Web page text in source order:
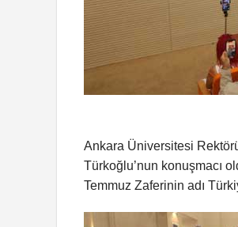
Ankara Üniversitesi
Türkoğlu’nun konuşmacı
Temmuz Zaferinin adı